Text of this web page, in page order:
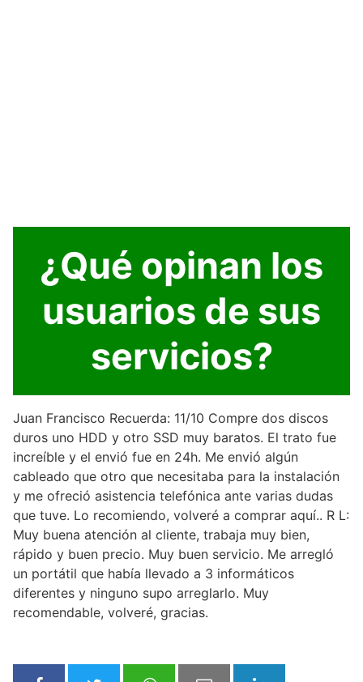
¿Qué opinan los
usuarios de sus
servicios?
Juan Francisco Recuerda: 11/10 Compre dos discos
duros uno HDD y otro SSD muy baratos. El trato fue
increíble y el envió fue en 24h. Me envió algún
cableado que otro que necesitaba para la instalación
y me ofreció asistencia telefónica ante varias dudas
que tuve. Lo recomiendo, volveré a comprar aquí.. R L:
Muy buena atención al cliente, trabaja muy bien,
rápido y buen precio. Muy buen servicio. Me arregló
un portátil que había llevado a 3 informáticos
diferentes y ninguno supo arreglarlo. Muy
recomendable, volveré, gracias.